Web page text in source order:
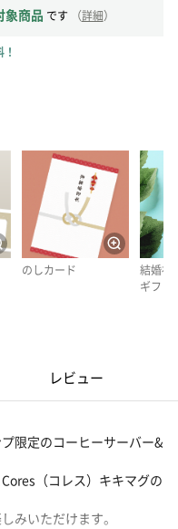
象商品 です （詳細）
のしカード
結婚祝
ギフト
レビュー
限定のコーヒーサーバー&
（コレス）キキマグの
みいただけます。